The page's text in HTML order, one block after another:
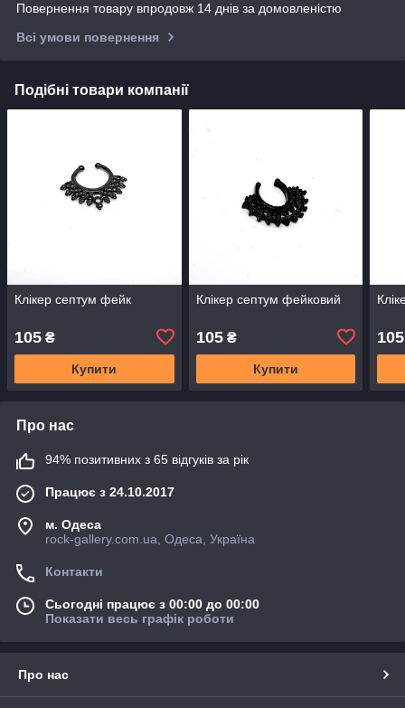
Повернення товару впродовж 14 днів за домовленістю
Всі умови повернення
Подібні товари компанії
Клікер септум фейк
105 ₴
Купити
Клікер септум фейковий
105₴
Купити
105
Про нас
94% позитивних з 65 відгуків за рік
Працює з 24.10.2017
м. Одеса
rock-gallery.com.ua, Одеса, Україна
Контакти
Сьогодні працює з 00:00 до 00:00
Показати весь графік роботи
Про нас